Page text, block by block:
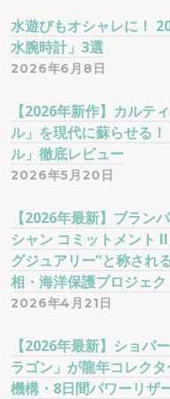
水遊びもオシャレに！
水腕時計」3選
2026年6月8日
【2026年新作】カルテ
ル」を現代に蘇らせる
ル」徹底レビュー
2026年5月20日
【2026年最新】ブラン
シャン コミットメント
グジュアリー”と称され
相・海洋保護プロジェ
2026年4月21日
【2026年最新】ショ
ラゴン」が龍年コレク
機構・8日間パワーリザ